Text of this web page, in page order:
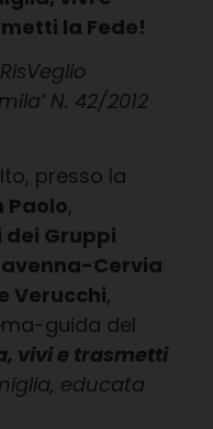
la Fede!
N. 42/2012
presso la
Paolo,
Gruppi
Cervia
Verucchi,
guida del
vivi e trasmetti
educata